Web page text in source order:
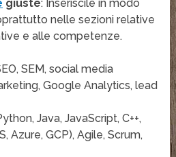
giuste: Inseriscile in modo
nelle sezioni relative
e alle competenze.
SEM, social media
Google Analytics, lead
Java, JavaScript, C++,
Azure, GCP), Agile, Scrum,